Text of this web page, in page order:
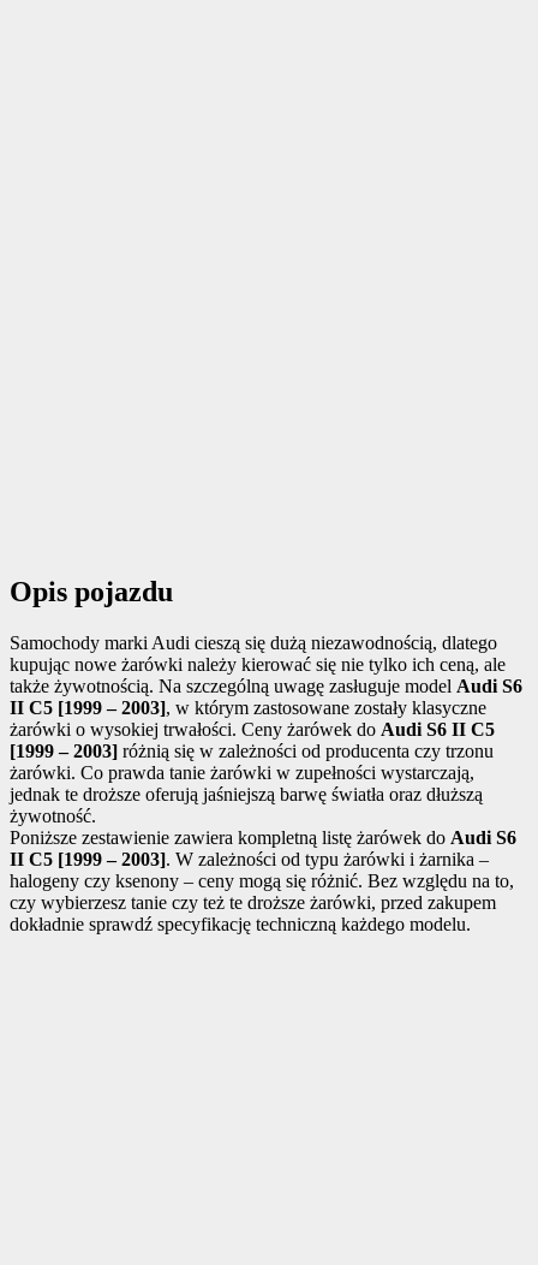
Opis pojazdu
Samochody marki Audi cieszą się dużą niezawodnością, dlatego
kupując nowe żarówki należy kierować się nie tylko ich ceną, ale
także żywotnością. Na szczególną uwagę zasługuje model Audi S6
II C5 [1999 – 2003], w którym zastosowane zostały klasyczne
żarówki o wysokiej trwałości. Ceny żarówek do Audi S6 II C5
[1999 – 2003] różnią się w zależności od producenta czy trzonu
żarówki. Co prawda tanie żarówki w zupełności wystarczają,
jednak te droższe oferują jaśniejszą barwę światła oraz dłuższą
żywotność.
Poniższe zestawienie zawiera kompletną listę żarówek do Audi S6
II C5 [1999 – 2003]. W zależności od typu żarówki i żarnika –
halogeny czy ksenony – ceny mogą się różnić. Bez względu na to,
czy wybierzesz tanie czy też te droższe żarówki, przed zakupem
dokładnie sprawdź specyfikację techniczną każdego modelu.